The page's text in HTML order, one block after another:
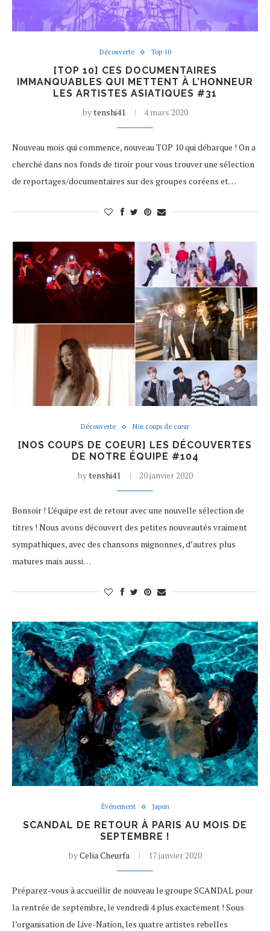
Découverte Top 10
[TOP 10] CES DOCUMENTAIRES
IMMANQUABLES QUI METTENT À L’HONNEUR
LES ARTISTES ASIATIQUES #31
bytenshi41 4 mars 2020
Nouveau mois qui commence, nouveau TOP 10 qui débarque ! On a
cherché dans nos fonds de tiroir pour vous trouver une sélection
de reportages/documentaires sur des groupes coréens et…
Découverte Nos coups de cœur
[NOS COUPS DE COEUR] LES DÉCOUVERTES
DE NOTRE ÉQUIPE #104
bytenshi41 20 janvier 2020
Bonsoir ! L’équipe est de retour avec une nouvelle sélection de
titres ! Nous avons découvert des petites nouveautés vraiment
sympathiques, avec des chansons mignonnes, d’autres plus
matures mais aussi…
Événement Japon
SCANDAL DE RETOUR À PARIS AU MOIS DE
SEPTEMBRE !
byCelia Cheurfa 17 janvier 2020
Préparez-vous à accueillir de nouveau le groupe SCANDAL pour
la rentrée de septembre, le vendredi 4 plus exactement ! Sous
l’organisation de Live-Nation, les quatre artistes rebelles